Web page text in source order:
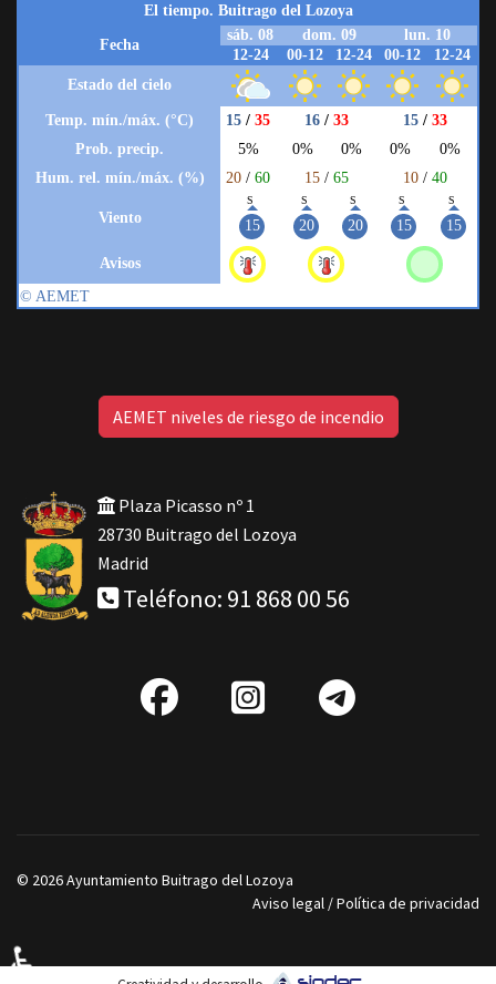
AEMET niveles de riesgo de incendio
Plaza Picasso nº 1
28730 Buitrago del Lozoya
Madrid
Teléfono: 91 868 00 56
fab
IG
© 2026 Ayuntamiento Buitrago del Lozoya
Aviso legal /Política de privacidad